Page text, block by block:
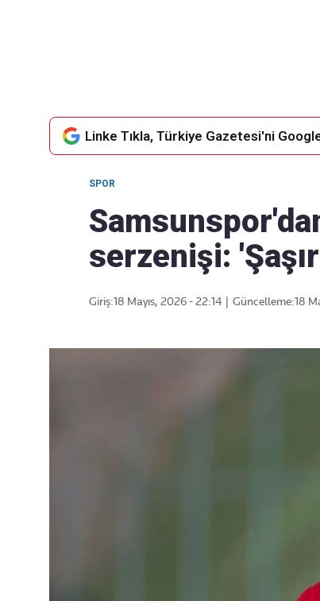
Linke Tıkla, Türkiye Gazetesi'ni
SPOR
serzenişi:
Giriş:18 Mayıs, 2026 - 22:14 Güncelleme:18